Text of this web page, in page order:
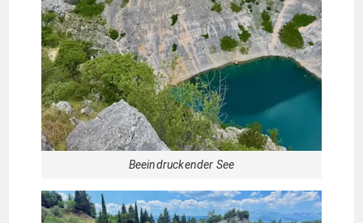
Beeindruckender See